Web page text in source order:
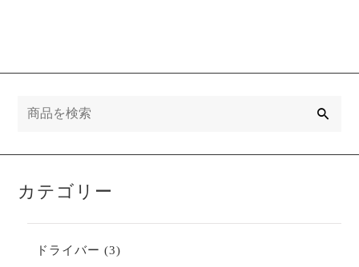
カテゴリー
ドライバー 33